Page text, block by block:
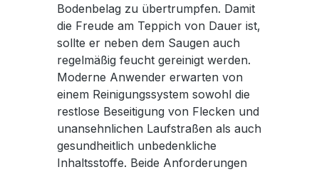
Bodenbelag zu übertrumpfen. Damit
die Freude am Teppich von Dauer ist,
sollte er neben dem Saugen auch
regelmäßig feucht gereinigt werden.
Moderne Anwender erwarten von
einem Reinigungssystem sowohl die
restlose Beseitigung von Flecken und
unansehnlichen Laufstraßen als auch
gesundheitlich unbedenkliche
Inhaltsstoffe. Beide Anforderungen